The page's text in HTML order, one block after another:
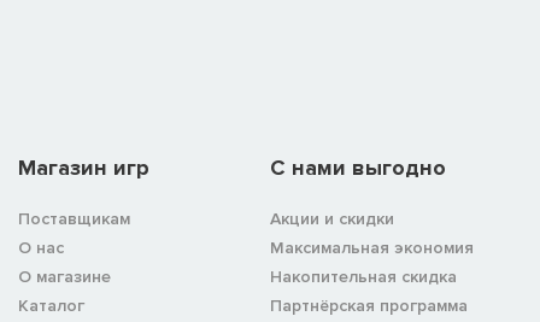
Магазин игр
Поставщикам
О нас
О магазине
Каталог
C нами выгодно
Акции и скидки
Максимальная экономия
Накопительная скидка
Партнёрская программа